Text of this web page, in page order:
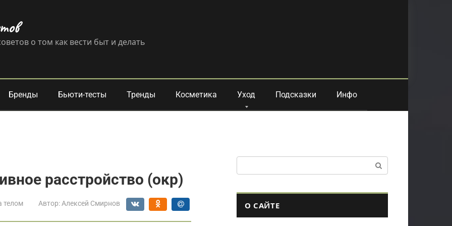
о том как вести быт и делать
Бренды Бьюти-тесты Тренды Косметика Уход Подсказки Инфо
расстройство (окр)
телом Автор: Алексей Смирнов О САЙТЕ